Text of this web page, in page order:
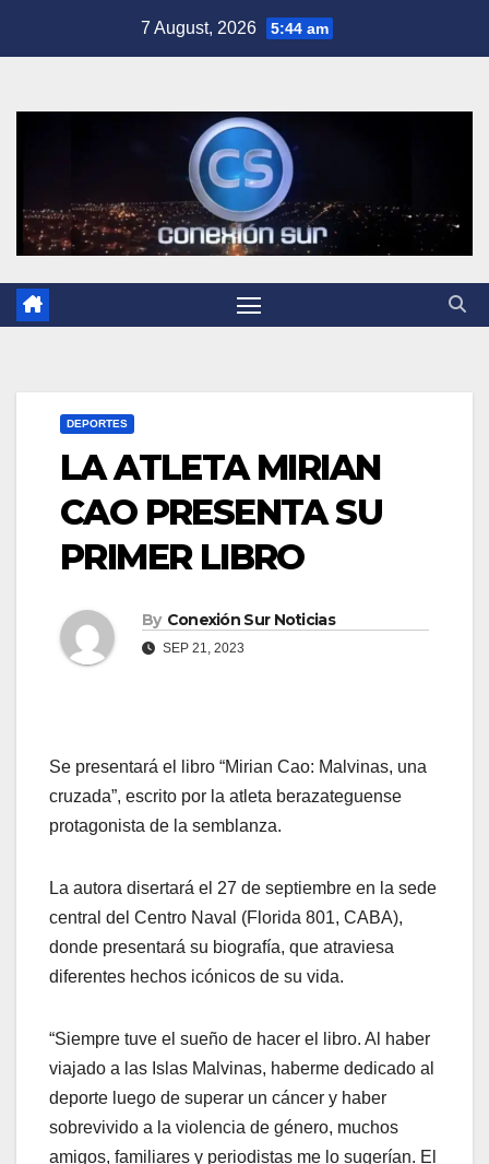
7 August, 2026 5:44 am
DEPORTES
LA ATLETA MIRIAN
CAO PRESENTA SU
PRIMER LIBRO
By Conexión Sur Noticias
SEP 21, 2023
Se presentará el libro “Mirian Cao: Malvinas, una
cruzada”, escrito por la atleta berazateguense
protagonista de la semblanza.
La autora disertará el 27 de septiembre en la sede
central del Centro Naval (Florida 801, CABA),
donde presentará su biografía, que atraviesa
diferentes hechos icónicos de su vida.
“Siempre tuve el sueño de hacer el libro. Al haber
viajado a las Islas Malvinas, haberme dedicado al
deporte luego de superar un cáncer y haber
sobrevivido a la violencia de género, muchos
amigos, familiares y periodistas me lo sugerían. El